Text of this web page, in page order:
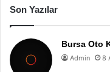
Son Yazılar
Bursa Oto
Admin 8